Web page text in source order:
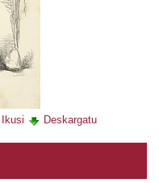
Ikusi Deskargatu